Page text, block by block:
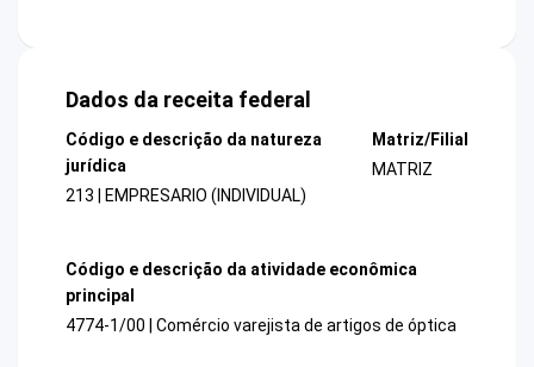
Dados da receita federal
Código e descrição da natureza
jurídica
213 | EMPRESARIO (INDIVIDUAL)
Matriz/Filial
MATRIZ
Código e descrição da atividade econômica
principal
4774-1/00 | Comércio varejista de artigos de óptica